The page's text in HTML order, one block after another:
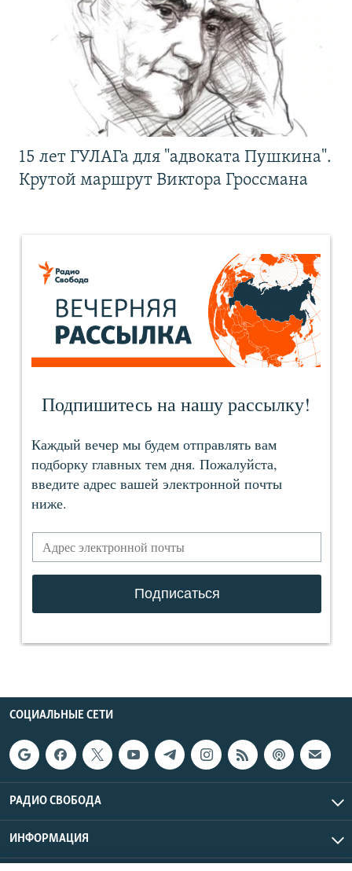
15 лет ГУЛАГа для "адвоката Пушкина".
Крутой маршрут Виктора Гроссмана
СОЦИАЛЬНЫЕ СЕТИ
РАДИО СВОБОДА
ИНФОРМАЦИЯ